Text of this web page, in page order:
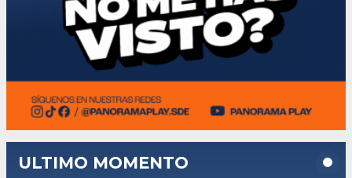
ULTIMO MOMENTO